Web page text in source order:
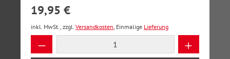
19,95 €
inkl. MwSt., zzgl. Versandkosten, Einmalige Lieferung
Produkt Anzahl: Gib den gewünschten